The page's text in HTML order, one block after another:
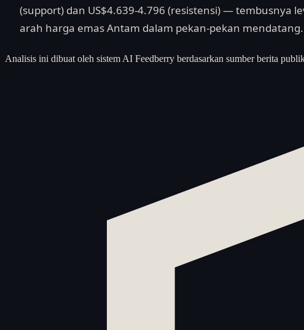
(support) dan US$4.639-4.796 (resistensi) — tembusnya
arah harga emas Antam dalam pekan-pekan mendatang.
Analisis ini dibuat oleh sistem AI Feedberry berdasarkan sumber berita